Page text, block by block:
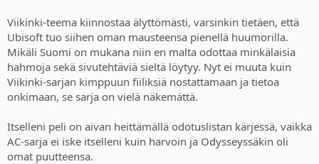
Viikinki-teema kiinnostaa älyttömästi, varsinkin tietäen, että
Ubisoft tuo siihen oman mausteensa pienellä huumorilla.
Mikäli Suomi on mukana niin en malta odottaa minkälaisia
hahmoja sekä sivutehtäviä sieltä löytyy. Nyt ei muuta kuin
Viikinki-sarjan kimppuun fiiliksiä nostattamaan ja tietoa
onkimaan, se sarja on vielä näkemättä.
Itselleni peli on aivan heittämällä odotuslistan kärjessä, vaikka
AC-sarja ei iske itselleni kuin harvoin ja Odysseyssäkin oli
omat puutteensa.